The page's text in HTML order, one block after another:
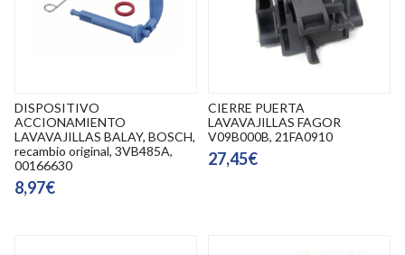
DISPOSITIVO
ACCIONAMIENTO
LAVAVAJILLAS BALAY, BOSCH,
recambio original, 3VB485A,
00166630
8,97€
CIERRE PUERTA
LAVAVAJILLAS FAGOR
V09B000B, 21FA0910
27,45€